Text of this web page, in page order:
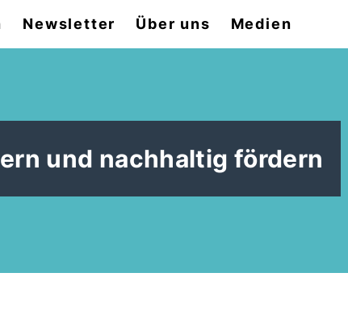
Newsletter Über uns Medien
und nachhaltig fördern